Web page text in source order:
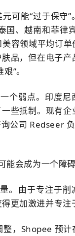
可能“过于保守”
国、越南和菲律
容领域平均订单
品，但在电子产
”。
个弱点。 印度尼
些抵制。 现有企
公司 Redseer
会成为一个障碍
。
由于专注于削
更加激进并专注
， Shopee 预计